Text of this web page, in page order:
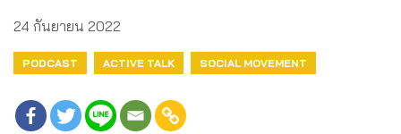
24 กันยายน 2022
PODCAST ACTIVE TALK SOCIAL MOVEMENT